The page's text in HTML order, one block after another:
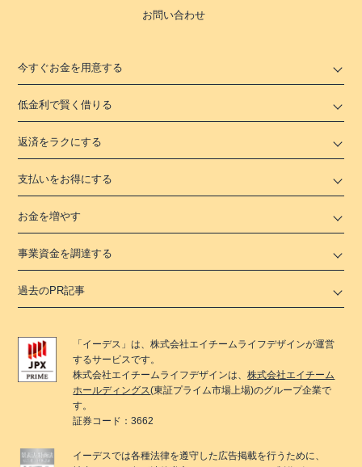
お問い合わせ
今すぐお金を用意する
低金利で賢く借りる
返済をラクにする
支払いをお得にする
お金を増やす
事業資金を調達する
過去のPR記事
「 イーデス 」は、株式会社エイチームライフデザインが運営
するサービスです。
株式会社エイチームライフデザインは、株式会社エイチーム
ホールディングス(東証プライム市場上場)のグループ企業で
す。
証券コード：3662
イーデスでは各種法律を遵守した広告掲載を行うために、